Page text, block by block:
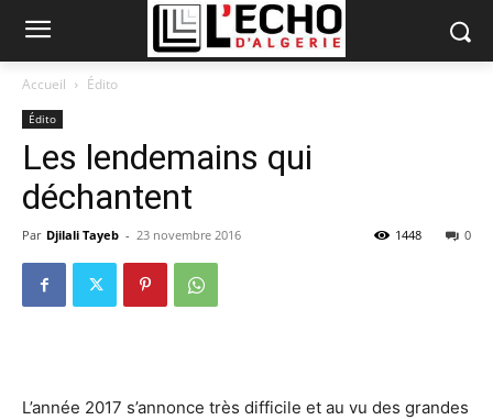
Accueil Édito
Édito
Les lendemains qui
déchantent
Par Djilali Tayeb - 23 novembre 2016 0
1448
L’année 2017 s’annonce très difficile et au vu des grandes